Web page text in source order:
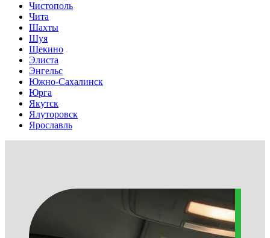
Чистополь
Чита
Шахты
Шуя
Щекино
Элиста
Энгельс
Южно-Сахалинск
Юрга
Якутск
Ялуторовск
Ярославль